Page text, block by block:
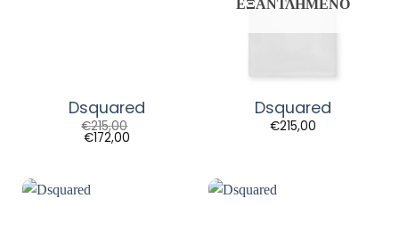
Dsquared
€215,00
€172,00
ΕΞΑΝΤΛΗΜΈΝΟ
Dsquared
€215,00